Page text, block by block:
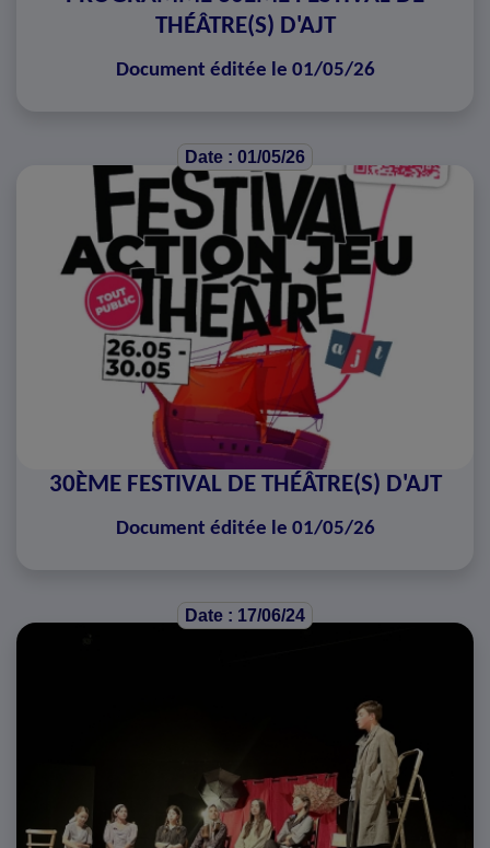
THÉÂTRE(S) D'AJT
Document éditée le 01/05/26
Date : 01/05/26
30ÈME FESTIVAL DE THÉÂTRE(S) D'AJT
Document éditée le 01/05/26
Date : 17/06/24